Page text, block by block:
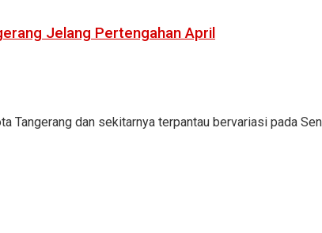
Jelang Pertengahan April
dan sekitarnya terpantau bervariasi pada